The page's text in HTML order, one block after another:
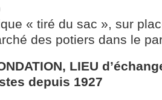
« tiré du sac », sur
des potiers dans le
LIEU
depuis 1927